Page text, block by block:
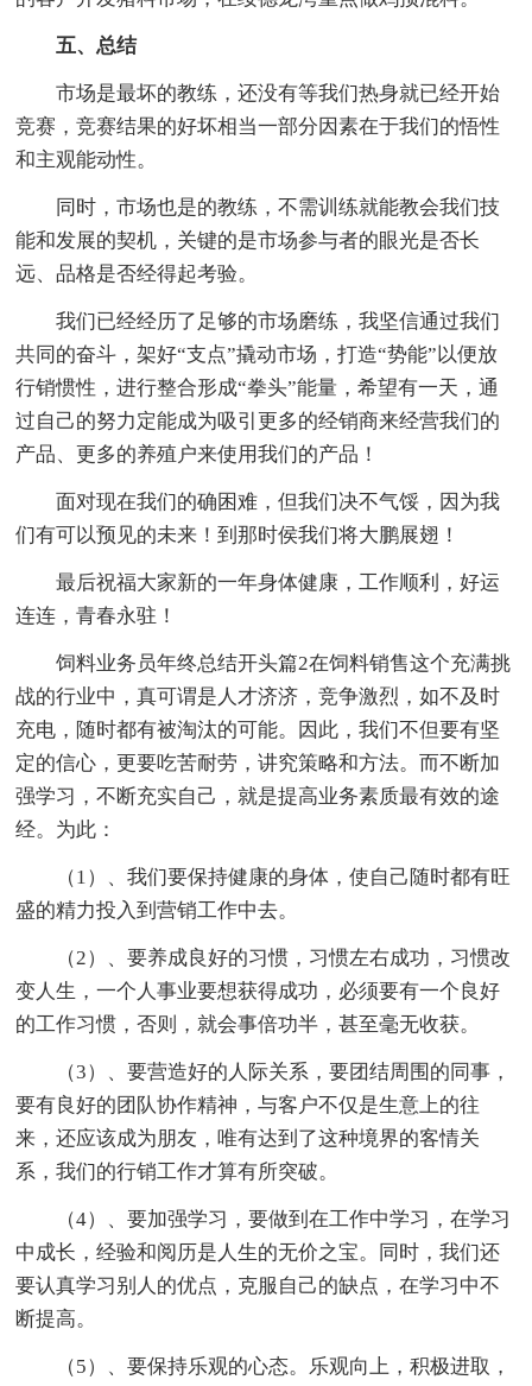
五、总结
市场是最坏的教练，还没有等我们热身就已经开始
竞赛，竞赛结果的好坏相当一部分因素在于我们的悟性
和主观能动性。
同时，市场也是的教练，不需训练就能教会我们技
能和发展的契机，关键的是市场参与者的眼光是否长
远、品格是否经得起考验。
我们已经经历了足够的市场磨练，我坚信通过我们
共同的奋斗，架好“支点”撬动市场，打造“势能”以便放
行销惯性，进行整合形成“拳头”能量，希望有一天，通
过自己的努力定能成为吸引更多的经销商来经营我们的
产品、更多的养殖户来使用我们的产品！
面对现在我们的确困难，但我们决不气馁，因为我
们有可以预见的未来！到那时侯我们将大鹏展翅！
最后祝福大家新的一年身体健康，工作顺利，好运
连连，青春永驻！
饲料业务员年终总结开头篇2在饲料销售这个充满挑
战的行业中，真可谓是人才济济，竞争激烈，如不及时
充电，随时都有被淘汰的可能。因此，我们不但要有坚
定的信心，更要吃苦耐劳，讲究策略和方法。而不断加
强学习，不断充实自己，就是提高业务素质最有效的途
经。为此：
（1）、我们要保持健康的身体，使自己随时都有旺
盛的精力投入到营销工作中去。
（2）、要养成良好的习惯，习惯左右成功，习惯改
变人生，一个人事业要想获得成功，必须要有一个良好
的工作习惯，否则，就会事倍功半，甚至毫无收获。
（3）、要营造好的人际关系，要团结周围的同事，
要有良好的团队协作精神，与客户不仅是生意上的往
来，还应该成为朋友，唯有达到了这种境界的客情关
系，我们的行销工作才算有所突破。
（4）、要加强学习，要做到在工作中学习，在学习
中成长，经验和阅历是人生的无价之宝。同时，我们还
要认真学习别人的优点，克服自己的缺点，在学习中不
断提高。
（5）、要保持乐观的心态。乐观向上，积极进取，